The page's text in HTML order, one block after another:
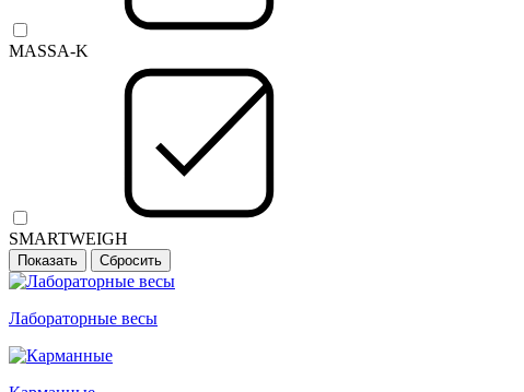
MASSA-K
SMARTWEIGH
Лабораторные весы